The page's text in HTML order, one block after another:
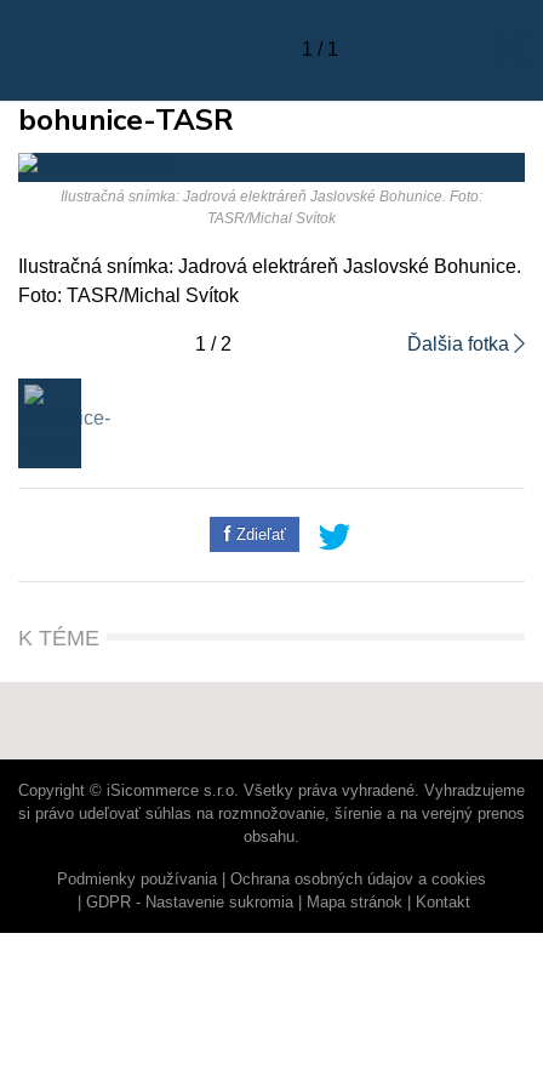
1 / 1
bohunice-TASR
Ilustračná snímka: Jadrová elektráreň Jaslovské Bohunice. Foto:
TASR/Michal Svítok
Ilustračná snímka: Jadrová elektráreň Jaslovské Bohunice.
Foto: TASR/Michal Svítok
1 / 2 Ďalšia fotka
Zdieľať
K TÉME
Copyright © iSicommerce s.r.o. Všetky práva vyhradené. Vyhradzujeme
si právo udeľovať súhlas na rozmnožovanie, šírenie a na verejný prenos
obsahu.
Podmienky používania
Ochrana osobných údajov a cookies
GDPR - Nastavenie sukromia
Mapa stránok Kontakt